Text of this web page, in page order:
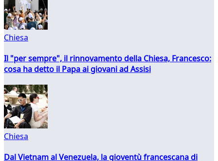
Chiesa
Il "per sempre", il rinnovamento della Chiesa, Francesco:
cosa ha detto il Papa ai giovani ad Assisi
Chiesa
Dal Vietnam al Venezuela, la gioventù francescana di